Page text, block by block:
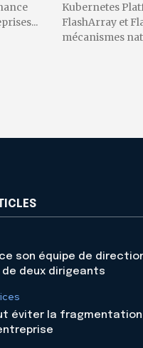
Kubernetes
FlashArray et
mécanismes
son équipe de
de deux dirigeants
éviter la